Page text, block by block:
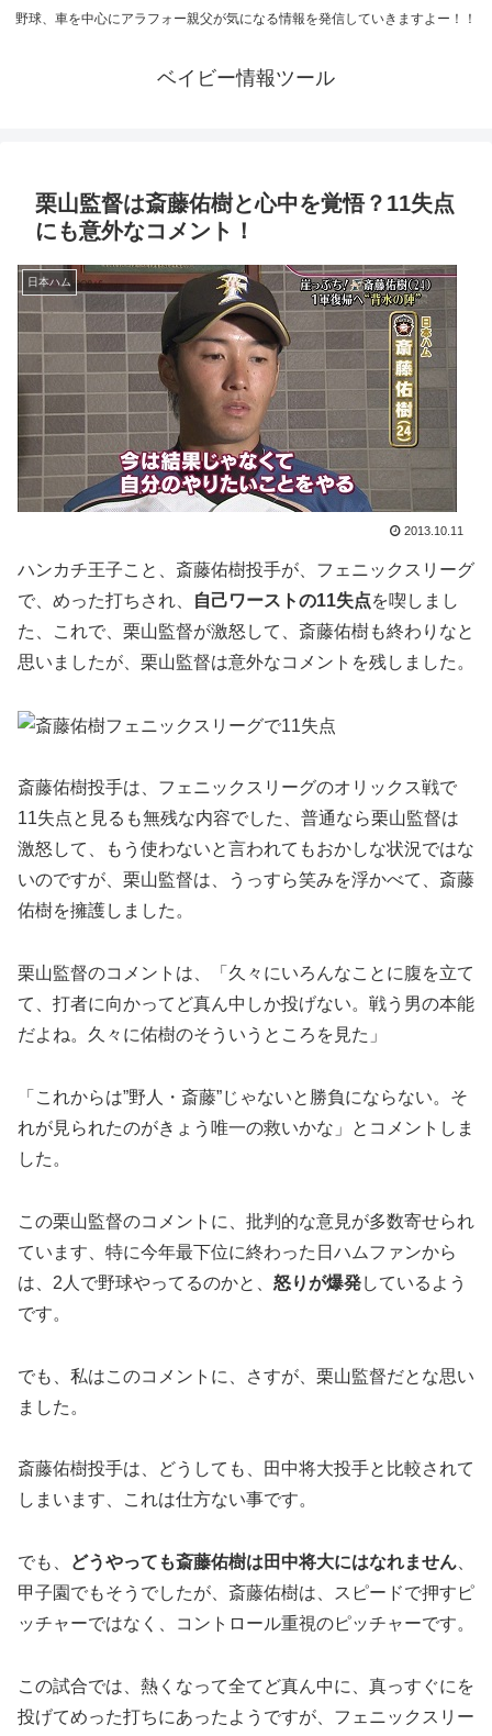
野球、車を中心にアラフォー親父が気になる情報を発信していきますよー！！
ベイビー情報ツール
栗山監督は斎藤佑樹と心中を覚悟？11失点
にも意外なコメント！
日本ハム
2013.10.11
ハンカチ王子こと、斎藤佑樹投手が、フェニックスリーグ
で、めった打ちされ、
自己ワーストの11失点を喫しまし
た、これで、栗山監督が激怒して、斎藤佑樹も終わりなと
思いましたが、栗山監督は意外なコメントを残しました。
斎藤佑樹投手は、フェニックスリーグのオリックス戦で
11失点と見るも無残な内容でした、普通なら栗山監督は
激怒して、もう使わないと言われてもおかしな状況ではな
いのですが、栗山監督は、うっすら笑みを浮かべて、斎藤
佑樹を擁護しました。
栗山監督のコメントは、「久々にいろんなことに腹を立て
て、打者に向かってど真ん中しか投げない。戦う男の本能
だよね。久々に佑樹のそういうところを見た」
「これからは”野人・斎藤”じゃないと勝負にならない。そ
れが見られたのがきょう唯一の救いかな」とコメントしま
した。
この栗山監督のコメントに、批判的な意見が多数寄せられ
ています、特に今年最下位に終わった日ハムファンから
は、2人で野球やってるのかと、 怒りが爆発しているよう
です。
でも、私はこのコメントに、さすが、栗山監督だとな思い
ました。
斎藤佑樹投手は、どうしても、田中将大投手と比較されて
しまいます、これは仕方ない事です。
でも、 どうやっても斎藤佑樹は田中将大にはなれません
甲子園でもそうでしたが、斎藤佑樹は、スピードで押すピ
ッチャーではなく、コントロール重視のピッチャーです。
この試合では、熱くなって全てど真ん中に、真っすぐにを
投げてめった打ちにあったようですが、フェニックスリー